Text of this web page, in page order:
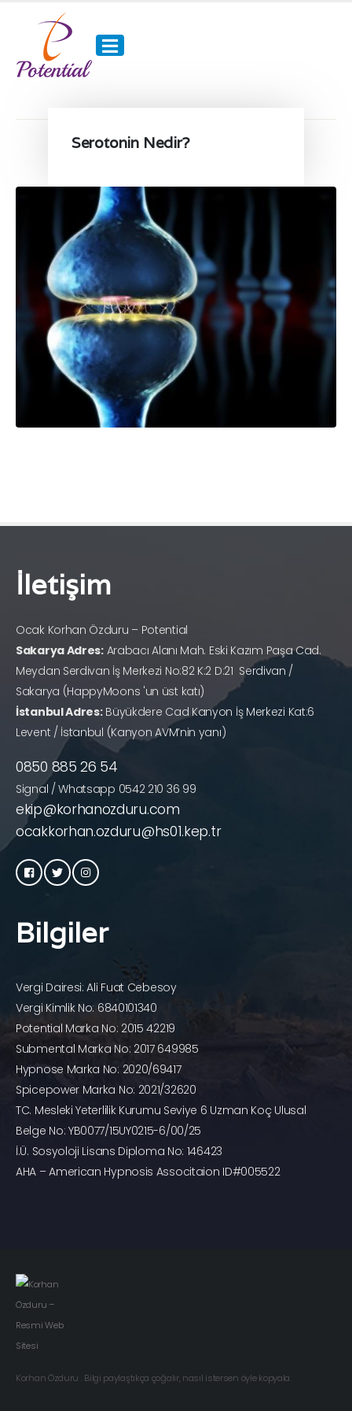
Serotonin Nedir?
İletişim
Ocak Korhan Özduru – Potential
Sakarya Adres:Arabacı Alanı Mah. Eski Kazım Paşa Cad.
Meydan Serdivan İş Merkezi No:82 K:2 D:21 Serdivan /
Sakarya (HappyMoons 'un üst katı)
İstanbul Adres:Büyükdere Cad Kanyon İş Merkezi Kat:6
Levent / İstanbul (Kanyon AVM’nin yanı)
0850 885 26 54
Signal / Whatsapp 0542 210 36 99
ekip@korhanozduru.com
ocakkorhan.ozduru@hs01.kep.tr
Bilgiler
Vergi Dairesi: Ali Fuat Cebesoy
Vergi Kimlik No: 6840101340
Potential Marka No: 2015 42219
Submental Marka No: 2017 649985
Hypnose Marka No: 2020/69417
Spicepower Marka No: 2021/32620
TC. Mesleki Yeterlilik Kurumu Seviye 6 Uzman Koç Ulusal
Belge No: YB0077/15UY0215-6/00/25
İ.Ü. Sosyoloji Lisans Diploma No: 146423
AHA – American Hypnosis Associtaion ID#005522
Korhan Özduru . Bilgi paylaştıkça çoğalır, nasıl istersen öyle kopyala.